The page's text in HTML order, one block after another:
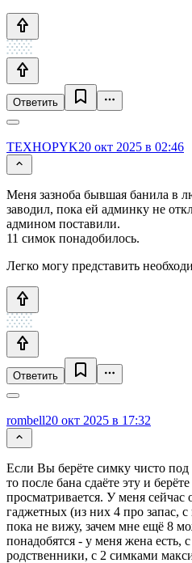
Ответить
TEXHOPYK20 окт 2025 в 02:46
Меня зазноба бывшая банила в
заводил, пока ей админку не
админом поставили.
11 симок понадобилось.
Легко могу представить
Ответить
rombell20 окт 2025 в 17:32
Если Вы берёте симку чисто под
то после бана сдаёте эту и
просматривается. У меня
гаджетных (из них 4 про запас,
пока не вижу, зачем мне ещё 8
понадобятся - у меня жена
родственники, с 2 симками